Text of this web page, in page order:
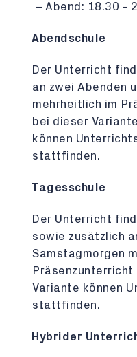
Abend: 18.30 -
Abendschule
Der Unterricht
an zwei Abenden
mehrheitlich im
bei dieser Variante
können
stattfinden.
Tagesschule
Der Unterricht
sowie zusätzlich
Samstagmorgen
Variante können
stattfinden.
Hybrider